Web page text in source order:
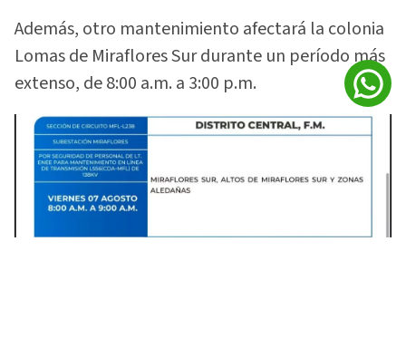
Además, otro mantenimiento afectará la colonia
Lomas de Miraflores Sur durante un período más
extenso, de 8:00 a.m. a 3:00 p.m.